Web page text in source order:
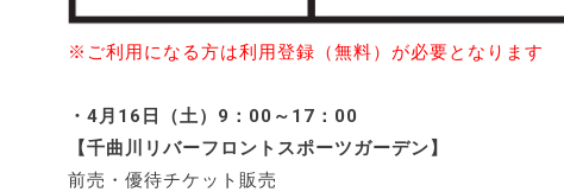
※ご利用になる方は利用登録（無料）が必要となります
・4月16日（土）9：00～17：00
【千曲川リバーフロントスポーツガーデン】
前売・優待チケット販売